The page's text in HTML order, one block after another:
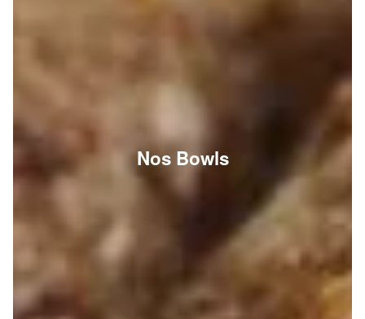
Nos Bowls